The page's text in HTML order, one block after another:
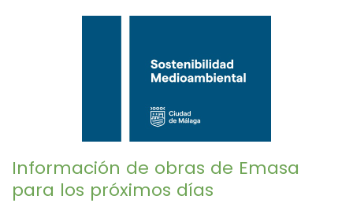
Información de obras de Emasa
para los próximos días